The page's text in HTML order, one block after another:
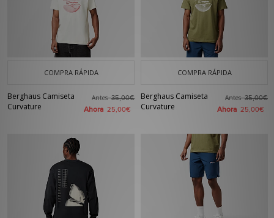
COMPRA RÁPIDA
Berghaus Camiseta
Curvature
Antes35,00€
Ahora 25,00€
COMPRA RÁPIDA
Berghaus Camiseta
Curvature
Antes35,00€
Ahora 25,00€